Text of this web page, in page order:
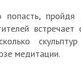
попасть,
встречает
скульптур
медитации.